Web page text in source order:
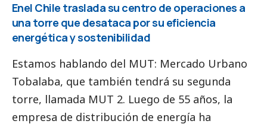
Enel Chile traslada su centro de operaciones a
una torre que desataca por su eficiencia
energética y sostenibilidad
Estamos hablando del MUT: Mercado Urbano
Tobalaba, que también tendrá su segunda
torre, llamada MUT 2. Luego de 55 años, la
empresa de distribución de energía ha